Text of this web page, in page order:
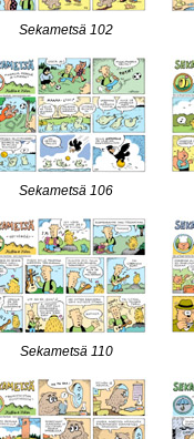
Sekametsä 102
Sekametsä 106
Sekametsä 110